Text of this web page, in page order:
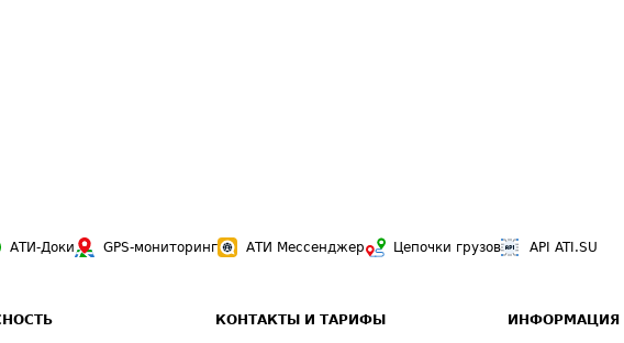
АТИ-Доки GPS-мониторинг АТИ Мессенджер Цепочки грузов API ATI.SU
КОНТАКТЫ И ТАРИФЫ ИНФОРМАЦИЯ